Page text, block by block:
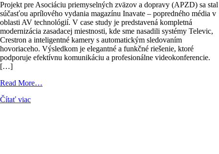
Projekt pre Asociáciu priemyselných zväzov a dopravy (APZD) sa stal
súčasťou aprílového vydania magazínu Inavate – popredného média v
oblasti AV technológií. V case study je predstavená kompletná
modernizácia zasadacej miestnosti, kde sme nasadili systémy Televic,
Crestron a inteligentné kamery s automatickým sledovaním
hovoriaceho. Výsledkom je elegantné a funkčné riešenie, ktoré
podporuje efektívnu komunikáciu a profesionálne videokonferencie.
[…]
Read More…
Čítať viac